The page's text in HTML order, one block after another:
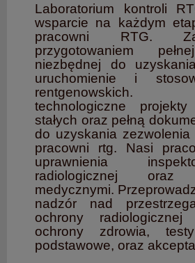
Laboratorium kontroli
wsparcie na każdym
pracowni RTG.
przygotowaniem
niezbędnej do
uruchomienie i
rentgenowskich.
technologiczne
stałych oraz pełną
do uzyskania
pracowni rtg. Nasi
uprawnienia
radiologicznej
medycznymi.
nadzór nad
ochrony
ochrony zdrowia,
podstawowe, oraz